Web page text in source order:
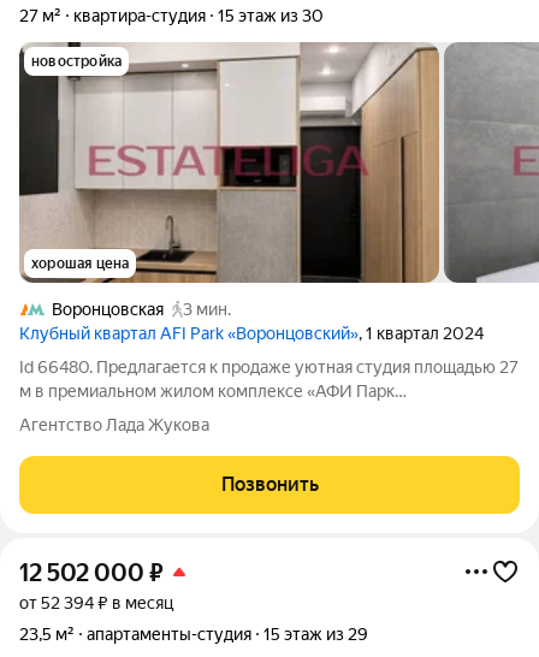
27 м² квартира-студия 15 этаж из 30
новостройка
хорошая цена
Воронцовская
3 мин.
Клубный квартал AFI Park «Воронцовский», 1 квартал 2024
Id 66480. Предлагается к продаже уютная студия площадью 27
м в премиальном жилом комплексе «АФИ Парк
Воронцовский». Квартира создана для тех, кто ценит
современную эстетику, комфорт и качество. Выполнен
дизайнерский ремонт с использованием
Агентство Лада Жукова
Позвонить
12 502 000 ₽
от 52 394 ₽ в месяц
23,5 м²
апартаменты-студия 15 этаж из 29